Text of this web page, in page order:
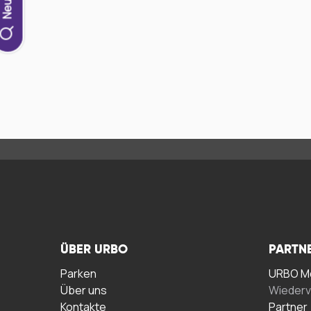
ÜBER URBO
Parken
Über uns
Kontakte
URBO
Partner